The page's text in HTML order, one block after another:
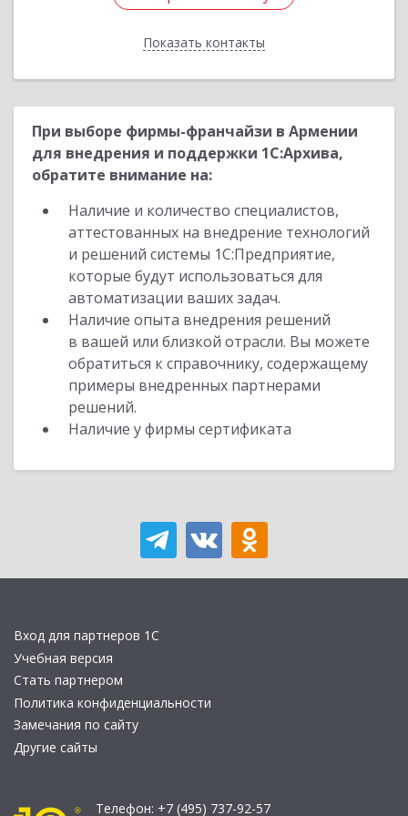
Показать контакты
Назад
При выборе фирмы-франчайзи в Армении
для внедрения и поддержки 1С:Архива,
обратите внимание на:
Наличие и количество специалистов,
аттестованных на внедрение технологий
и решений системы 1С:Предприятие,
которые будут использоваться для
автоматизации ваших задач.
Наличие опыта внедрения решений
в вашей или близкой отрасли. Вы можете
обратиться к справочнику, содержащему
примеры внедренных партнерами
решений.
Наличие у фирмы сертификата
Вход для партнеров 1С
Учебная версия
Стать партнером
Политика конфиденциальности
Замечания по сайту
Другие сайты
Телефон: +7 (495) 737-92-57